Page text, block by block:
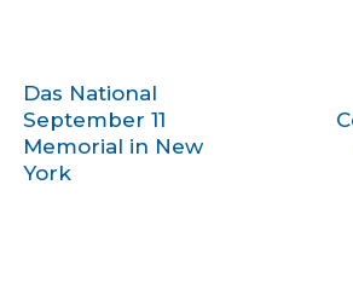
Das National
September 11
Memorial in New
York